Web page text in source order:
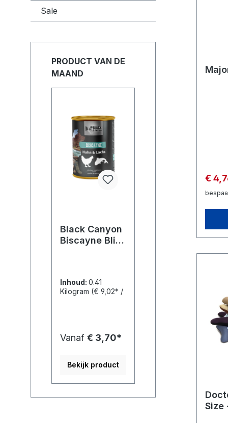
Sale
PRODUCT VAN DE
MAAND
Black Canyon
Biscayne Blik,
Inhoud: 0.41
Kilogram (€ 9,02* /
Vanaf € 3,70*
Bekijk product
€
Size